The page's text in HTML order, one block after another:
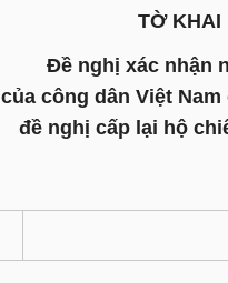
TỜ KHAI
Đề nghị xác nhận
của công dân Việt
đề nghị cấp lại hộ